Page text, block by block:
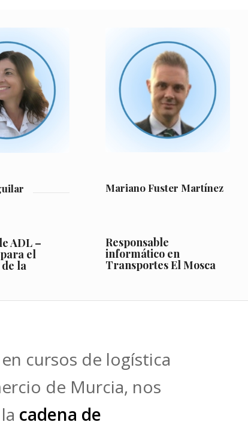
ADL –
el
la
Mariano Fuster Martínez
Responsable
informático en
Transportes El Mosca
cursos de logística
de Murcia, nos
cadena de